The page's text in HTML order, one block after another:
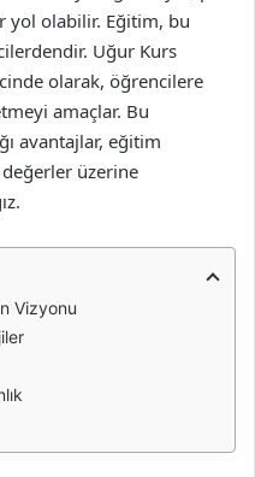
yol olabilir. Eğitim, bu
Uğur Kurs
olarak, öğrencilere
amaçlar. Bu
avantajlar, eğitim
üzerine
Vizyonu